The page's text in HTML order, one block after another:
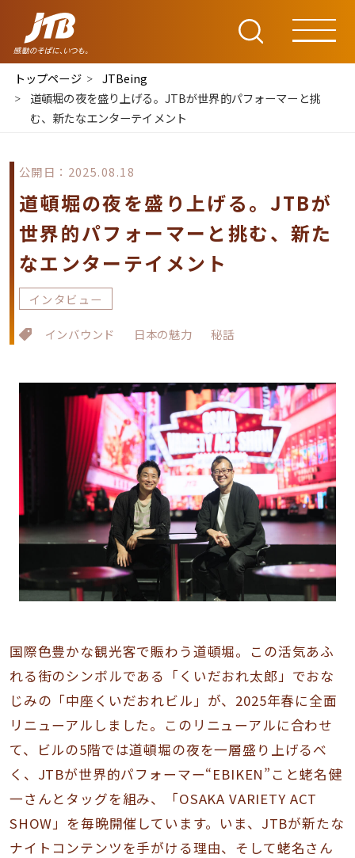
トップページ
JTBeing
道頓堀の夜を盛り上げる。JTBが世界的パフォーマーと挑
む、新たなエンターテイメント
公開日：2025.08.18
道頓堀の夜を盛り上げる。JTBが
世界的パフォーマーと挑む、新た
なエンターテイメント
インタビュー
インバウンド 日本の魅力 秘話
国際色豊かな観光客で賑わう道頓堀。この活気あふ
れる街のシンボルである「くいだおれ太郎」でおな
じみの「中座くいだおれビル」が、2025年春に全面
リニューアルしました。このリニューアルに合わせ
て、ビルの5階では道頓堀の夜を一層盛り上げるべ
く、JTBが世界的パフォーマー“EBIKEN”こと蛯名健
一さんとタッグを組み、「OSAKA VARIETY ACT
SHOW」を毎晩開催しています。いま、JTBが新たな
ナイトコンテンツを手がける理由、そして蛯名さん